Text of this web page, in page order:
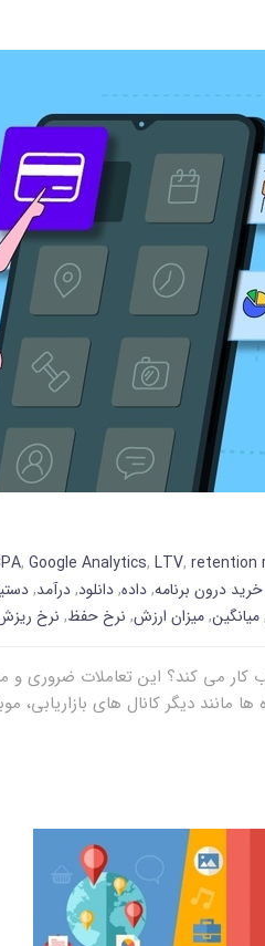
, Google Analytics, LTV, retention
خرید درون برنامه,داده,دانلود,درآمد,
,میانگین,میزان ارزش, نرخ حفظ, نرخ
کار می کند؟ این تعاملات ضروری
مانند دیگر کانال های بازاریابی،